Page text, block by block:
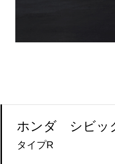
ホンダ シビッ
タイプR